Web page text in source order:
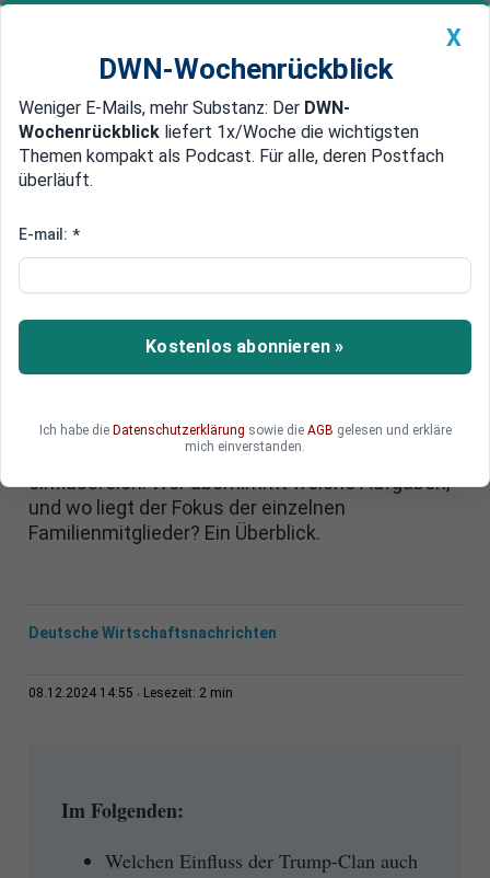
Newsticker MEIN DWN: Geldanlage Premium
Edelmetalle DWN-Magazin China
Der Trump-Clan: Von Kai bis
Universum welche Rolle spielt
Donald Trump steht kurz vor seiner Rückkehr ins
Weiße Haus, doch anders als in seiner ersten
für seine Familienmitglieder geben. Hinter den
Kulissen bleibt der Trump-Clan jedoch
einflussreich. Wer übernimmt welche Aufgaben,
und wo liegt der Fokus der einzelnen
Familienmitglieder? Ein Überblick.
Deutsche Wirtschaftsnachrichten
08.12.2024 14:55 Lesezeit: 2 min
Im Folgenden:
Welchen Einfluss der Trump-Clan auch
X
DWN-Wochenrückblick
Weniger E-Mails, mehr Substanz: Der DWN-
Wochenrückblick liefert 1x/Woche die wichtigsten
Themen kompakt als Podcast. Für alle, deren Postfach
überläuft.
E-mail: *
Kostenlos abonnieren »
Ich habe die Datenschutzerklärung sowie die AGB gelesen und erkläre
mich einverstanden.